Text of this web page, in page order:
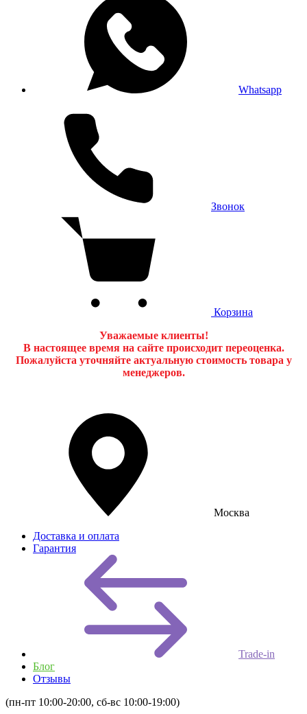
Whatsapp
Звонок
Корзина
Уважаемые клиенты!
В настоящее время на сайте происходит переоценка.
Пожалуйста уточняйте актуальную стоимость товара у
менеджеров.
Москва
Доставка и оплата
Гарантия
Trade-in
Блог
Отзывы
(пн-пт 10:00-20:00, сб-вс 10:00-19:00)